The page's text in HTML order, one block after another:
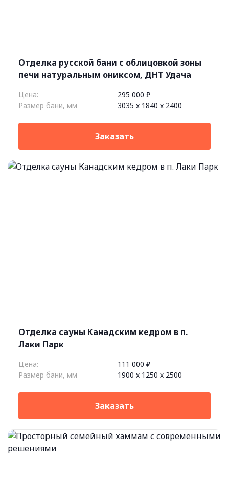
Отделка русской бани с облицовкой зоны
печи натуральным ониксом, ДНТ Удача
Цена:
295 000 ₽
Размер бани, мм
3035 х 1840 х 2400
Заказать
Отделка сауны Канадским кедром в п.
Лаки Парк
Цена:
111 000 ₽
Размер бани, мм
1900 х 1250 х 2500
Заказать